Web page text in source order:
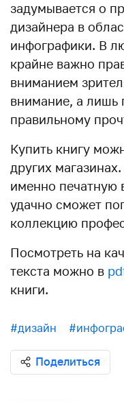
задумывается о
дизайнера в
инфографики. В
крайне важно
вниманием
внимание, а лишь
правильному
Купить книгу
других
именно печатную
удачно сможет
коллекцию
Посмотреть на
текста можно в
книги.
#дизайн
Поделиться